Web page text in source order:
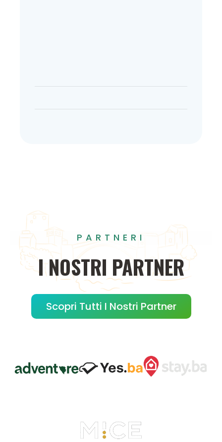
PARTNERI
INOSTRI PARTNER
Scopri Tutti I Nostri Partner